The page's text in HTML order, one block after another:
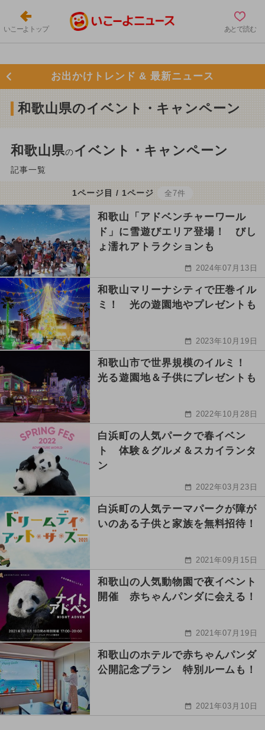
いこーよトップ あとで読む
お出かけトレンド & 最新ニュース
和歌山県のイベント・キャンペーン
和歌山県のイベント・キャンペーン
記事一覧
1ページ目 / 1ページ 全7件
和歌山「アドベンチャーワール
ド」に雪遊びエリア登場！ びし
ょ濡れアトラクションも
2024年07月13日
和歌山マリーナシティで圧巻イル
ミ！ 光の遊園地やプレゼントも
2023年10月19日
和歌山市で世界規模のイルミ！
光る遊園地＆子供にプレゼントも
2022年10月28日
白浜町の人気パークで春イベン
ト 体験＆グルメ＆スカイランタ
ン
2022年03月23日
白浜町の人気テーマパークが障が
いのある子供と家族を無料招待！
2021年09月15日
和歌山の人気動物園で夜イベント
開催 赤ちゃんパンダに会える！
2021年07月19日
和歌山のホテルで赤ちゃんパンダ
公開記念プラン 特別ルームも！
2021年03月10日